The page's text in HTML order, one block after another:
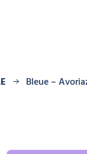
Bleue –